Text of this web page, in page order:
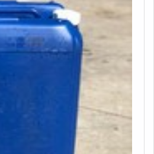
de alta qualidade onde
Estrutura suficiente para
Processos
para oferecer distribuidores de
de água com excelente
em distribuidor de
de água, sempre deve-
que tenha produtos e serviços
pontos importantes que
de empresas que visam